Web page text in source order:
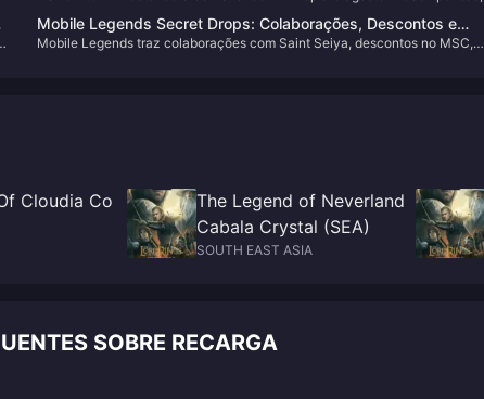
Mobile Legends Secret Drops: Colaborações, Descontos e
Novos Heróis?
Mobile Legends traz colaborações com Saint Seiya, descontos no MSC,
Cloudia Co
The Legend of Neverland
Cabala Crystal (SEA)
SOUTH EAST ASIA
SOBRE RECARGA